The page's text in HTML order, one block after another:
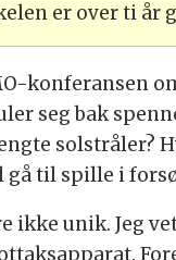
er over ti år
konferansen
seg bak
solstråler?
til spille i
ikke unik. Jeg